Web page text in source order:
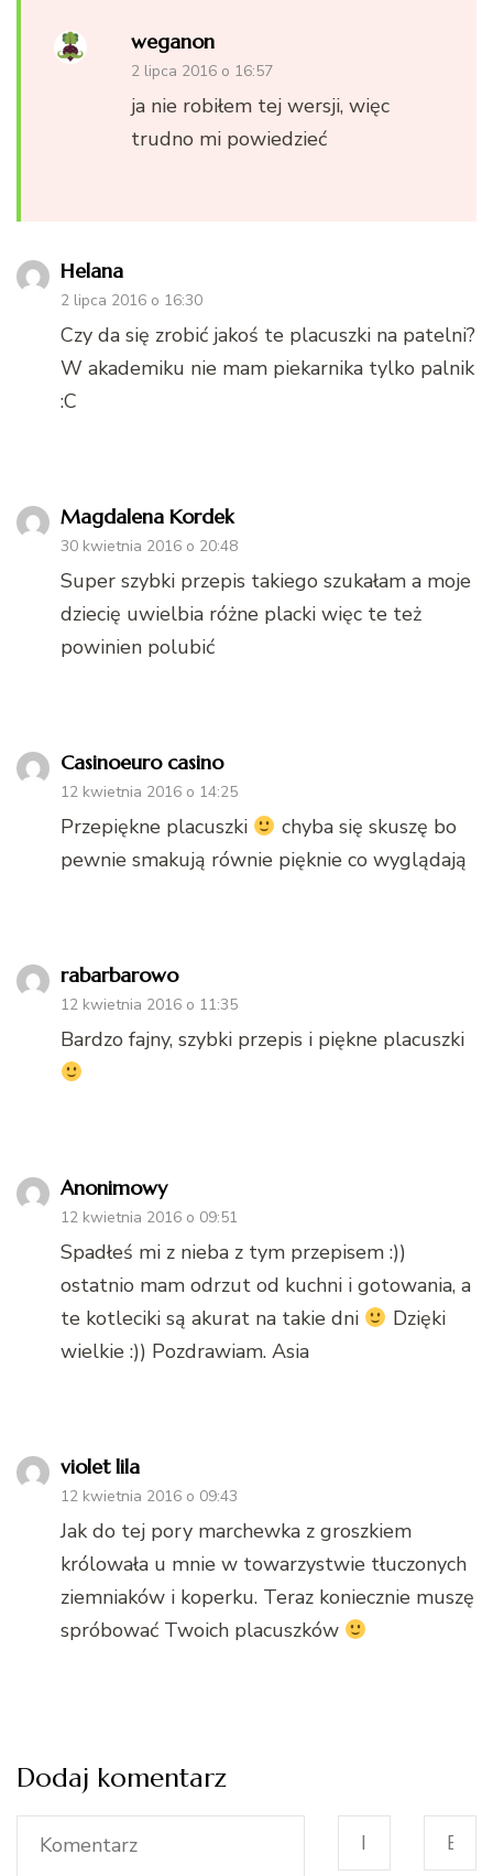
weganon
2 lipca 2016 o 16:57
ja nie robiłem tej wersji, więc
trudno mi powiedzieć
Helana
2 lipca 2016 o 16:30
Czy da się zrobić jakoś te placuszki na patelni?
W akademiku nie mam piekarnika tylko palnik
:C
Magdalena Kordek
30 kwietnia 2016 o 20:48
Super szybki przepis takiego szukałam a moje
dziecię uwielbia różne placki więc te też
powinien polubić
Casinoeuro casino
12 kwietnia 2016 o 14:25
Przepiękne placuszki
chyba się skuszę bo
pewnie smakują równie pięknie co wyglądają
rabarbarowo
12 kwietnia 2016 o 11:35
Bardzo fajny, szybki przepis i piękne placuszki
Anonimowy
12 kwietnia 2016 o 09:51
Spadłeś mi z nieba z tym przepisem :))
ostatnio mam odrzut od kuchni i gotowania, a
te kotleciki są akurat na takie dni
Dzięki
wielkie :)) Pozdrawiam. Asia
violet lila
12 kwietnia 2016 o 09:43
Jak do tej pory marchewka z groszkiem
królowała u mnie w towarzystwie tłuczonych
ziemniaków i koperku. Teraz koniecznie muszę
spróbować Twoich placuszków
Dodaj komentarz